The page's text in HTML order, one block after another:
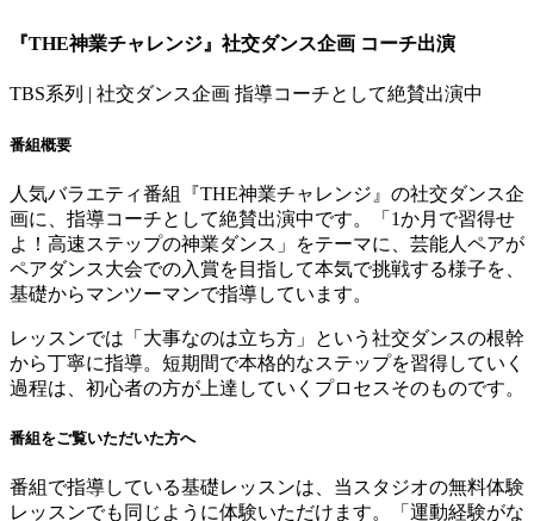
『THE神業チャレンジ』社交ダンス企画 コーチ出演
TBS系列 | 社交ダンス企画 指導コーチとして絶賛出演中
番組概要
人気バラエティ番組『THE神業チャレンジ』の社交ダンス企
画に、指導コーチとして絶賛出演中です。「1か月で習得せ
よ！高速ステップの神業ダンス」をテーマに、芸能人ペアが
ペアダンス大会での入賞を目指して本気で挑戦する様子を、
基礎からマンツーマンで指導しています。
レッスンでは 「大事なのは立ち方」
という社交ダンスの根幹
から丁寧に指導。短期間で本格的なステップを習得していく
過程は、初心者の方が上達していくプロセスそのものです。
番組をご覧いただいた方へ
番組で指導している基礎レッスンは、当スタジオの無料体験
レッスンでも同じように体験いただけます。「運動経験がな